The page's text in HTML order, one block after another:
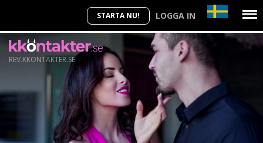
STARTA NU! LOGGA IN
REV.KKONTAKTER.SE